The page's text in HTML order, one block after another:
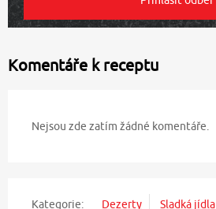
Komentáře k receptu
Nejsou zde zatím žádné komentáře.
Kategorie: Dezerty Sladká jídla